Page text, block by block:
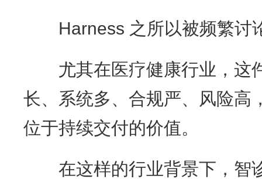
Harness 之所以被频繁讨
尤其在医疗健康行业，这
长、系统多、合规严、风险高
位于持续交付的价值。
在这样的行业背景下，智